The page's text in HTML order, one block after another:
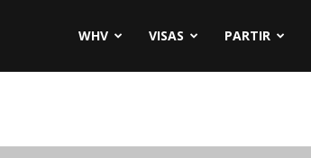
WHV VISAS PARTIR